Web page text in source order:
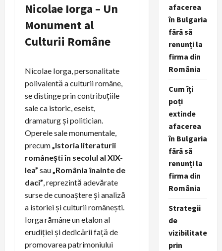
Nicolae Iorga – Un
Monument al
Culturii Române
Nicolae Iorga, personalitate
polivalentă a culturii române,
se distinge prin contribuțiile
sale ca istoric, eseist,
dramaturg și politician.
Operele sale monumentale,
precum „Istoria literaturii
românești în secolul al XIX-
lea” sau „România înainte de
daci” , reprezintă adevărate
surse de cunoaștere și analiză
a istoriei și culturii românești.
Iorga rămâne un etalon al
erudiției și dedicării față de
promovarea patrimoniului
afacerea
în Bulgaria
fără să
renunți la
firma din
România
Cum îți
poți
extinde
afacerea
în Bulgaria
fără să
renunți la
firma din
România
Strategii
de
vizibilitate
prin